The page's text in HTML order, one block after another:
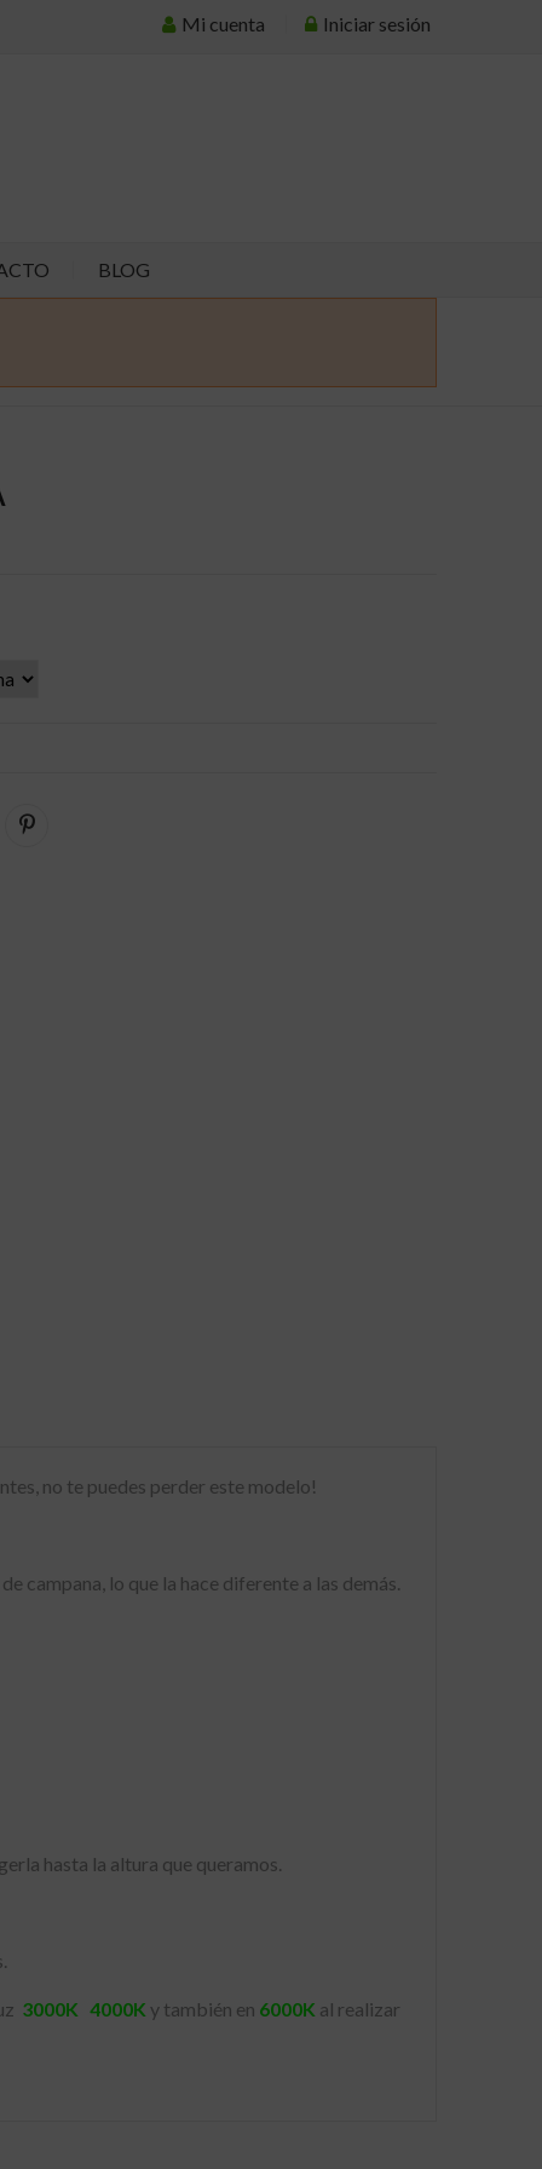
Mi cuenta Iniciar sesión
BLOG
no te puedes perder este modelo!
campana, lo que la hace diferente a las demás.
hasta la altura que queramos.
3000K 4000K y también en 6000K al realizar